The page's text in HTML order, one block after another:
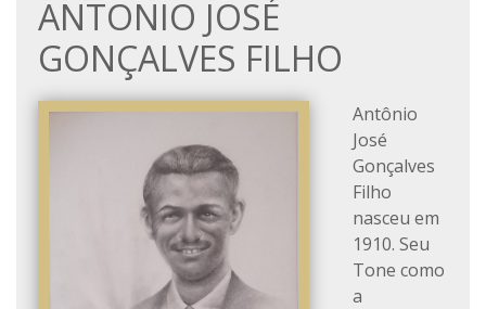
ANTONIO JOSÉ
GONÇALVES FILHO
Antônio
José
Gonçalves
Filho
nasceu em
1910. Seu
Tone como
a